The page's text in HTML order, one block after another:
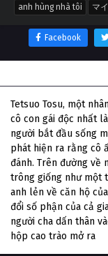
anh hùng nhà tôi マ
Facebook
Tetsuo Tosu, một
cô con gái độc nhất
người bắt đầu sống
phát hiện ra rằng cô
đánh. Trên đường về
trông giống như một
anh lẻn về căn hộ
đổi số phận của cả
người cha dấn thân
hộp cao trào mở ra